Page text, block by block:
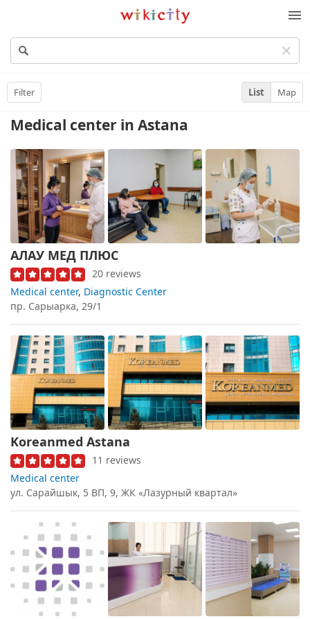
Wikicity
Filter List Map
Medical center in Astana
АЛАУ МЕД ПЛЮС
20 reviews
Medical center, Diagnostic Center
пр. Сарыарка, 29/1
Koreanmed Astana
11 reviews
Medical center
ул. Сарайшык, 5 ВП, 9, ЖК «Лазурный квартал»